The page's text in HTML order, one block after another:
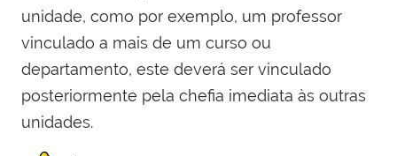
unidade, como por exemplo, um professor
vinculado a mais de um curso ou
departamento, este deverá ser vinculado
posteriormente pela chefia imediata às outras
unidades.